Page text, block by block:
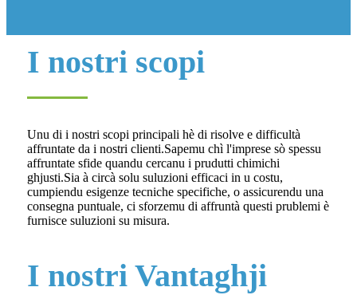
I nostri scopi
Unu di i nostri scopi principali hè di risolve e difficultà
affruntate da i nostri clienti.Sapemu chì l'imprese sò spessu
affruntate sfide quandu cercanu i prudutti chimichi
ghjusti.Sia à circà solu suluzioni efficaci in u costu,
cumpiendu esigenze tecniche specifiche, o assicurendu una
consegna puntuale, ci sforzemu di affruntà questi prublemi è
furnisce suluzioni su misura.
I nostri Vantaghji